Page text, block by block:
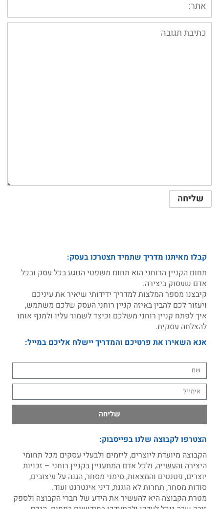
קבלו מאיתנו מדריך שתמיד תצטרכו בעסק:
תחום הקניין הרוחני הוא תחום משפטי הנוגע בכל עסק ובכל
אדם שעסוק ביצירה.
קיבצנו מספר המלצות למדריך ידידותי שיאיר את עיניכם
ויעזור לכם להבין באיזה קניין רוחני העסק שלכם משתמש,
איך לפתח קניין רוחני משלכם וכיצד לשמור עליו ולמנף אותו
להצלחה עסקית.
אנא השאירו את פרטיכם והמדריך יישלח אליכם במייל:
שליחה
הצטרפו לקבוצה שלנו בפייסבוק:
הקבוצה מיועדת ליוצרים, ליזמים ולבעלי עסקים מכל תחומי
היצירה והעשייה, ולכל אדם המתעניין בקניין רוחני – זכויות
יוצרים, פטנטים והמצאות, סימני מסחר, הגנה על עיצובים,
סודות מסחר, תחרות לא הוגנת, דיני אינטרנט ועוד.
מטרת הקבוצה היא להעשיר את הידע של חברי הקבוצה ולספק